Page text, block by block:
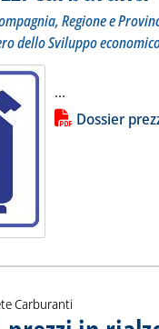
Regione e
dello Sviluppo
...
alla notizia
Dossier
Carburanti